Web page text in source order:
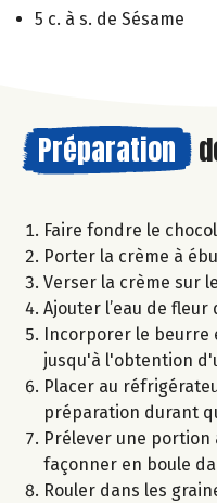
5 c. à s. de Sésame
Préparation
Faire fondre le
Porter la crème à
Verser la crème sur
Ajouter l’eau de fleur
Incorporer le
jusqu'à l'obtention
Placer au
préparation durant
Prélever une portion
façonner en boule
Rouler dans les